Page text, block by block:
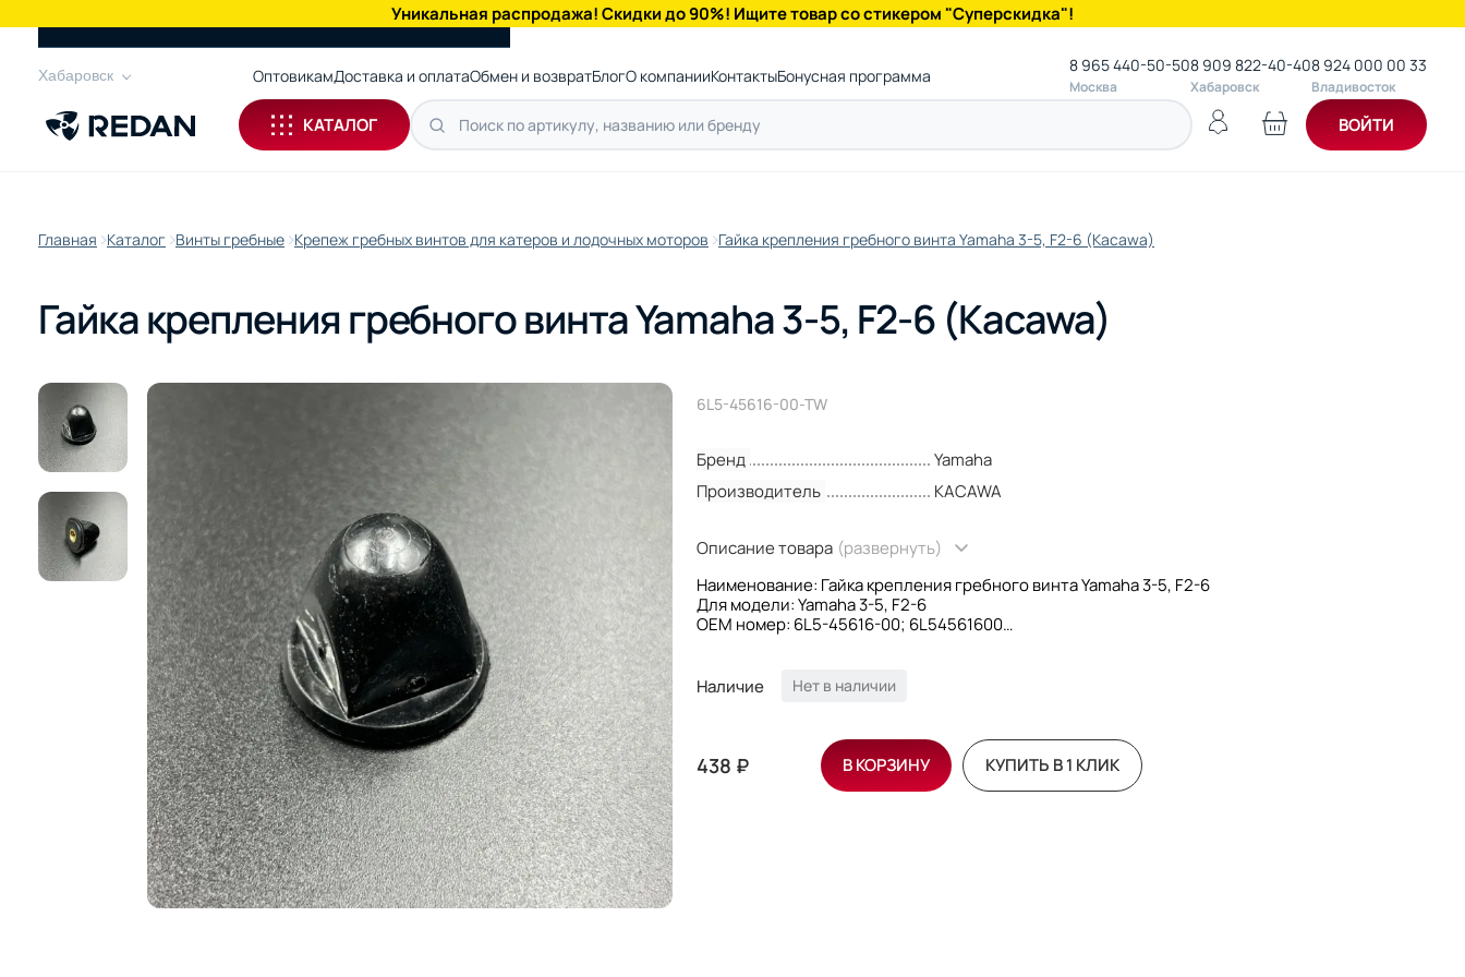
Уникальная распродажа! Скидки до 90%! Ищите товар со стикером "Суперскидка"!
Хабаровск ОптовикамДоставка и оплатаОбмен и возвратБлогО компанииКонтактыБонусная программа 8 965 440-50-50
Москва
8 909 822-40-40
Хабаровск
8 924 000 00 33
Владивосток
КАТАЛОГ ВОЙТИ
Главная Каталог Винты гребные Крепеж гребных винтов для катеров и лодочных моторов Гайка крепления гребного винта Yamaha 3-5, F2-6 (Kacawa)
Гайка крепления гребного винта Yamaha 3-5, F2-6 (Kacawa)
6L5-45616-00-TW
Бренд
Yamaha
Производитель
KACAWA
Описание товара (развернуть)
Наименование: Гайка крепления гребного винта Yamaha 3-5, F2-6
Для модели: Yamaha 3-5, F2-6
OEM номер: 6L5-45616-00; 6L54561600
Наличие
Нет в наличии
438 ₽ В КОРЗИНУ КУПИТЬ В 1 КЛИК